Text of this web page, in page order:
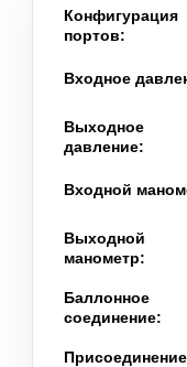
Конфигурация
портов:
Входное
Выходное
давление:
Входной
Выходной
манометр:
Баллонное
соединение: